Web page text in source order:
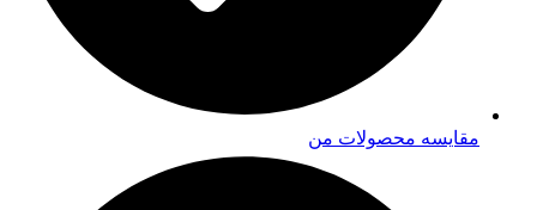
مقایسه محصولات من